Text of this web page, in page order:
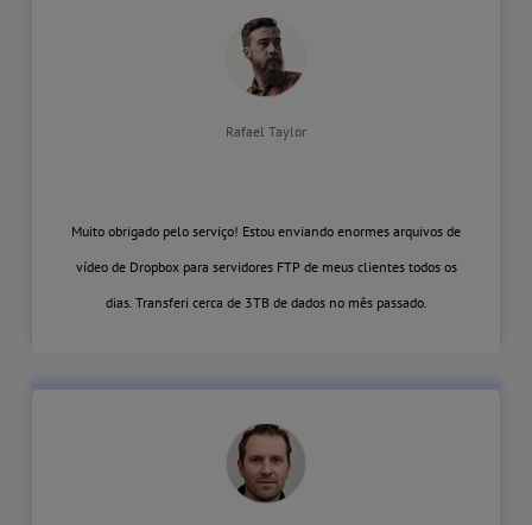
Rafael Taylor
Muito obrigado pelo serviço! Estou enviando enormes arquivos de
vídeo de Dropbox para servidores FTP de meus clientes todos os
dias. Transferi cerca de 3TB de dados no mês passado.